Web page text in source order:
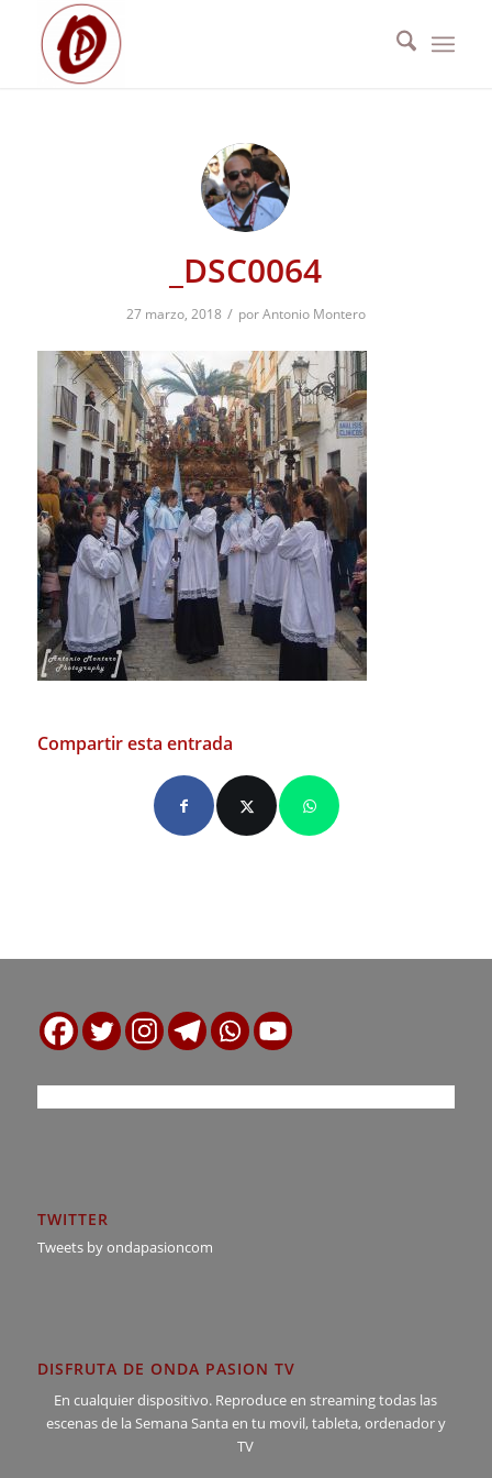
_DSC0064
27 marzo, 2018 / porAntonio Montero
Compartir esta entrada
TWITTER
Tweets by ondapasioncom
DISFRUTA DE ONDA PASION TV
En cualquier dispositivo. Reproduce en streaming todas las
escenas de la Semana Santa en tu movil, tableta, ordenador y
TV